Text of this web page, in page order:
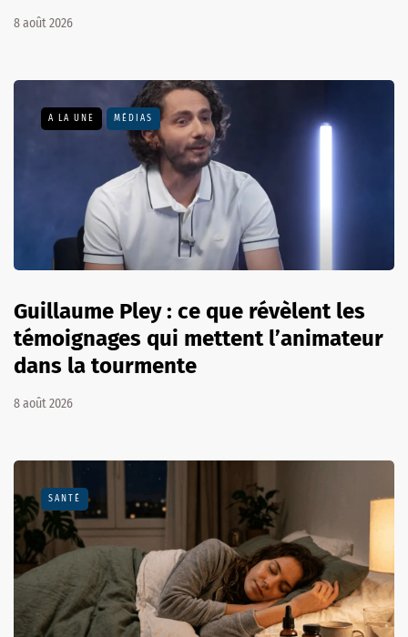
8 août 2026
A LA UNE MÉDIAS
Guillaume Pley : ce que révèlent les
témoignages qui mettent l’animateur
dans la tourmente
8 août 2026
SANTÉ